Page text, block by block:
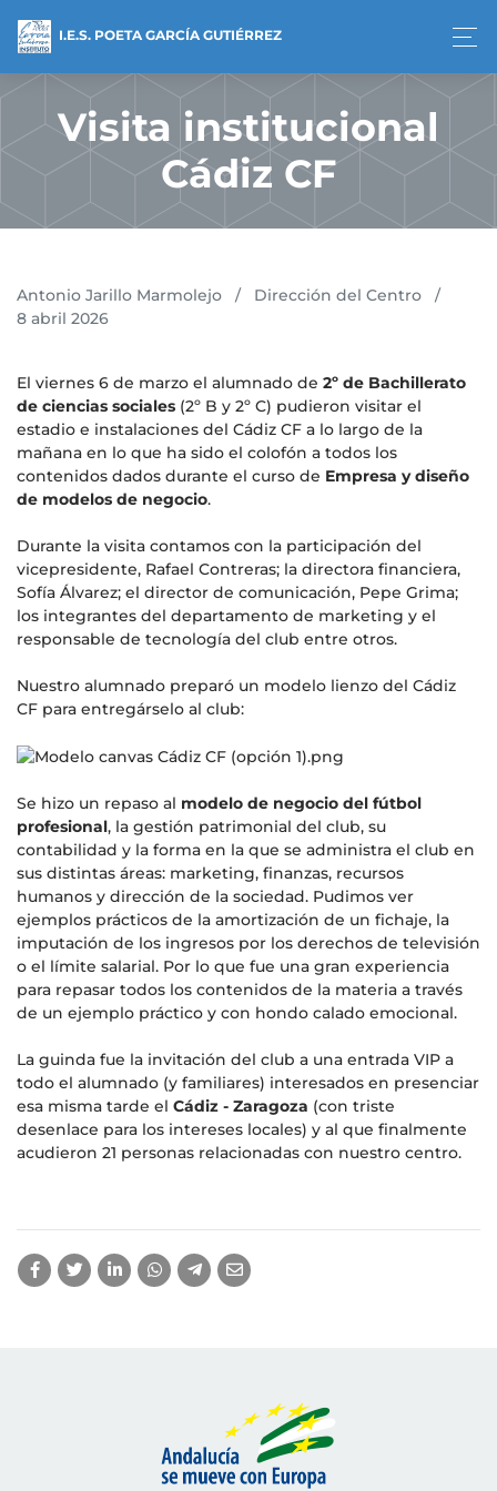
I.E.S. POETA GARCÍA GUTIÉRREZ
Visita institucional
Cádiz CF
Antonio Jarillo Marmolejo / Dirección del Centro
/
8 abril 2026
El viernes 6 de marzo el alumnado de 2º de Bachillerato
de ciencias sociales (2º B y 2º C) pudieron visitar el
estadio e instalaciones del Cádiz CF a lo largo de la
mañana en lo que ha sido el colofón a todos los
contenidos dados durante el curso de Empresa y diseño
de modelos de negocio.
Durante la visita contamos con la participación del
vicepresidente, Rafael Contreras; la directora financiera,
Sofía Álvarez; el director de comunicación, Pepe Grima;
los integrantes del departamento de marketing y el
responsable de tecnología del club entre otros.
Nuestro alumnado preparó un modelo lienzo del Cádiz
CF para entregárselo al club:
Se hizo un repaso al modelo de negocio del fútbol
profesional, la gestión patrimonial del club, su
contabilidad y la forma en la que se administra el club en
sus distintas áreas: marketing, finanzas, recursos
humanos y dirección de la sociedad. Pudimos ver
ejemplos prácticos de la amortización de un fichaje, la
imputación de los ingresos por los derechos de televisión
o el límite salarial. Por lo que fue una gran experiencia
para repasar todos los contenidos de la materia a través
de un ejemplo práctico y con hondo calado emocional.
La guinda fue la invitación del club a una entrada VIP a
todo el alumnado (y familiares) interesados en presenciar
esa misma tarde el Cádiz - Zaragoza (con triste
desenlace para los intereses locales) y al que finalmente
acudieron 21 personas relacionadas con nuestro centro.